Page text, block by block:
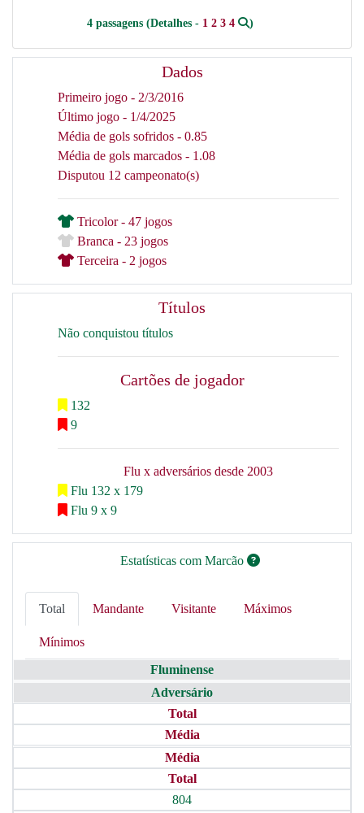
4 passagens (Detalhes - 1 2 3 4 )
Dados
Primeiro jogo - 2/3/2016
Último jogo - 1/4/2025
Média de gols sofridos - 0.85
Média de gols marcados - 1.08
Disputou 12 campeonato(s)
Tricolor - 47 jogos
Branca - 23 jogos
Terceira - 2 jogos
Títulos
Não conquistou títulos
Cartões de jogador
132
9
Flu x adversários desde 2003
Flu 132 x 179
Flu 9 x 9
Estatísticas com Marcão
Total Mandante Visitante Máximos
Mínimos
Fluminense
Adversário
Total
Média
Média
Total
804